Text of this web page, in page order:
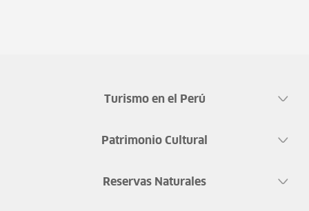
Turismo en el Perú
Patrimonio Cultural
Reservas Naturales